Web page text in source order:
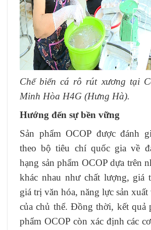
Chế biến cá rô rút xương tại
Minh Hòa H4G (Hưng Hà).
Hướng đến sự bền vững
Sản phẩm OCOP được đánh
theo bộ tiêu chí quốc gia về
hạng sản phẩm OCOP dựa trên
khác nhau như chất lượng, giá
giá trị văn hóa, năng lực sản
của chủ thể. Đồng thời, kết quả
phẩm OCOP còn xác định các